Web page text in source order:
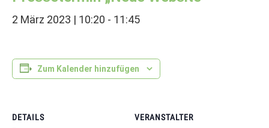
2 März 2023 | 10:20 - 11:45
Zum Kalender hinzufügen
DETAILS
VERANSTALTER